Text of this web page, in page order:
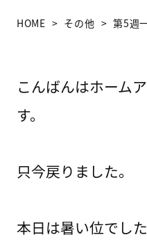
HOME その他 第5週
こんばんはホーム
す。
只今戻りました。
本日は暑い位でした